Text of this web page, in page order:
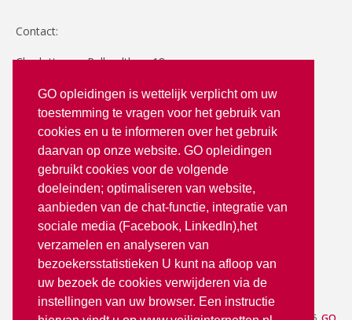
GO opleidingen is wettelijk verplicht om uw
toestemming te vragen voor het gebruik van
cookies en u te informeren over het gebruik
daarvan op onze website. GO opleidingen
gebruikt cookies voor de volgende
doeleinden; optimaliseren van website,
aanbieden van de chat-functie, integratie van
sociale media (Facebook, LinkedIn),het
verzamelen en analyseren van
bezoekersstatistieken U kunt na afloop van
uw bezoek de cookies verwijderen via de
instellingen van uw browser. Een instructie
Contact:
Charlotte van Pallandtlaan 18
T: 070 - 3512380
info@goopleidingen.nl
Volg ons op: